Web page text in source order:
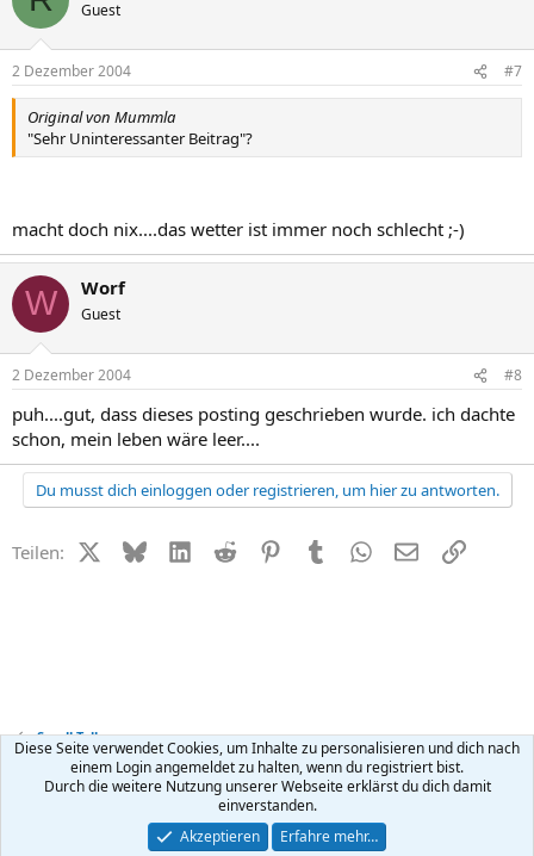
Guest
2 Dezember 2004 #7
Original von Mummla
"Sehr Uninteressanter Beitrag"?
macht doch nix....das wetter ist immer noch schlecht ;-)
W Worf
Guest
2 Dezember 2004 #8
puh....gut, dass dieses posting geschrieben wurde. ich dachte
schon, mein leben wäre leer....
Du musst dich einloggen oder registrieren, um hier zu antworten.
Teilen: X (Twitter)
BlueskyLinkedIn
Reddit PinterestTumblr WhatsApp
E-MailLink
Small Talk
Kontakt Nutzungsbedingungen Datenschutz Hilfe
R
Community platform by XenForo ® © 2010-2026 XenForo Ltd.
Diese Seite verwendet Cookies, um Inhalte zu personalisieren und dich nach
einem Login angemeldet zu halten, wenn du registriert bist.
Durch die weitere Nutzung unserer Webseite erklärst du dich damit
einverstanden.
Akzeptieren
Erfahre mehr…